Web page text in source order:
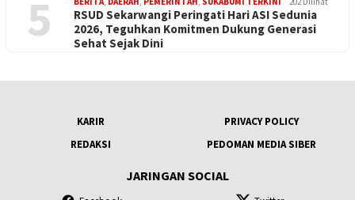
5
RSUD Sekarwangi Peringati Hari ASI Sedunia
2026, Teguhkan Komitmen Dukung Generasi
Sehat Sejak Dini
KARIR
PRIVACY POLICY
REDAKSI
PEDOMAN MEDIA SIBER
JARINGAN SOCIAL